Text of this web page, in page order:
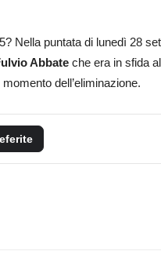
5? Nella puntata di lunedì 28
Abbate che era in sfida
dell’eliminazione.